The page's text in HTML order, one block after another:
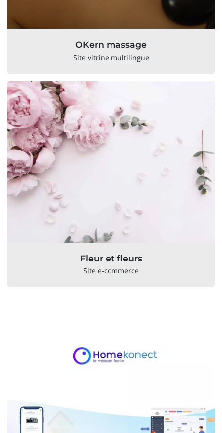
OKern massage
Site vitrine multilingue
Fleur et fleurs
Site e-commerce